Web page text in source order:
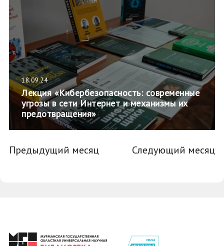
18.09.24
Лекция «Кибербезопасность: современные
угрозы в сети Интернет и механизмы их
предотвращения»
Предыдущий месяц Следующий месяц